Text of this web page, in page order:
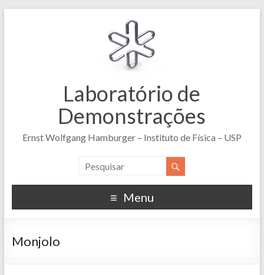
Laboratório de
Demonstrações
Ernst Wolfgang Hamburger – Instituto de Física – USP
Menu
Monjolo